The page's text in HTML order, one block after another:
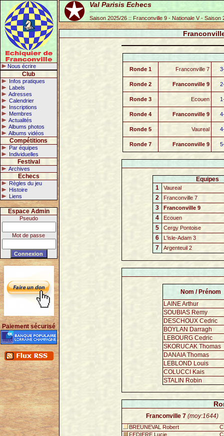
Nous écrire
Club
Infos pratiques
Labels
Adresses
Calendrier
Inscriptions
Membres
Actualités
Albums photos
Albums vidéos
Compétitions
Par équipes
Individuelles
Festival
Archives
Echecs
Règles du jeu
Histoire
Liens
Espace Admin
Pseudo
Mot de passe
Paiement sécurisé
Val Parisis Echecs
Saison 2025/26 :: Franconville 9 - Nationale V - Saison
Ronde 1 Franconville 7
Ronde 2 Franconville 9
Ronde 3 Ecouen
Ronde 4 Franconville 9
Ronde 5 Vaureal
Ronde 7 Franconville 9
Equipes
1
Vaureal
2 Franconville 7
3 Franconville 9
4 Ecouen
5 Cergy Pontoise
6 L'isle-Adam 3
7 Argenteuil 2
Nom / Prénom
LAINE Arthur
SOUBIAS Remy
DESCHOUX Cedric
BOYLAN Darragh
LEBOURG Cedric
SKORUCAK Thomas
DANAIA Thomas
LEBLOND Louis
COLUCCI Kais
STALIN Robin
Franconville 7 (moy:1644)
BREUNEVAL Robert
FEDIERE Lucie